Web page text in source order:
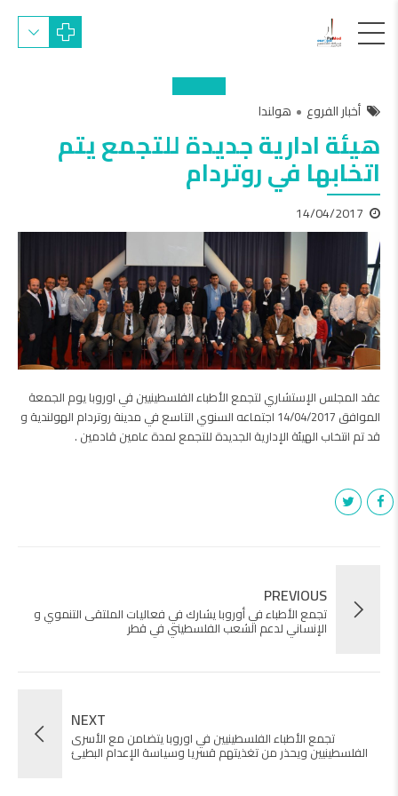
أخبار الفروع هولندا
هيئة ادارية جديدة للتجمع يتم
اتخابها في روتردام
14/04/2017
عقد المجلس الإستشاري لتجمع الأطباء الفلسطينيين في اوروبا يوم الجمعة
الموافق 14/04/2017 اجتماعه السنوي التاسع في مدينة روتردام الهولندية و
قد تم انتخاب الهيئة الإدارية الجديدة للتجمع لمدة عامين قادمين .
PREVIOUS
تجمع الأطباء في أوروبا يشارك في فعاليات الملتقى التنموي و
الإنساني لدعم الشعب الفلسطيني في قطر
NEXT
تجمع الأطباء الفلسطينيين في اوروبا يتضامن مع الأسرى
الفلسطينيين ويحذر من تغذيتهم قسريا وسياسة الإعدام البطيئ